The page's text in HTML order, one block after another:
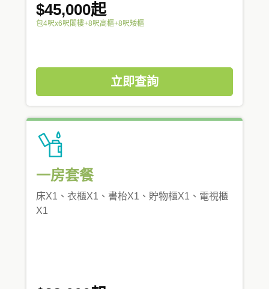
$45,000起
包4呎x6呎閣樓+8呎高櫃+8呎矮櫃
立即查詢
一房套餐
床X1、衣櫃X1、書枱X1、貯物櫃X1、電視櫃
X1